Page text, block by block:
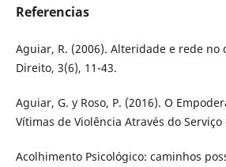
Referencias
Aguiar, R. (2006). Alteridade e rede no
Direito, 3(6), 11-43.
Aguiar, G. y Roso, P. (2016). O
Vítimas de Violência Através do Serviço
Acolhimento Psicológico: caminhos